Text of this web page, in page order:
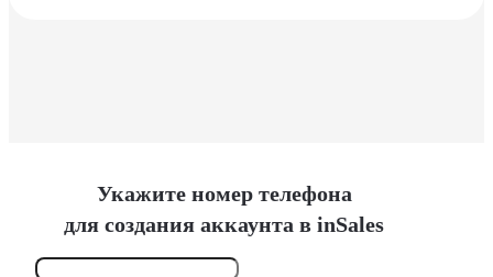
Укажите номер телефона
для создания аккаунта в inSales